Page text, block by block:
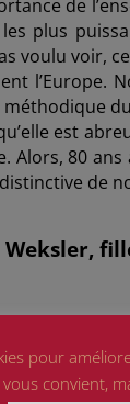
de
plus
voulu voir,
l’Europe.
est
Alors, 80
de
pour
convient,